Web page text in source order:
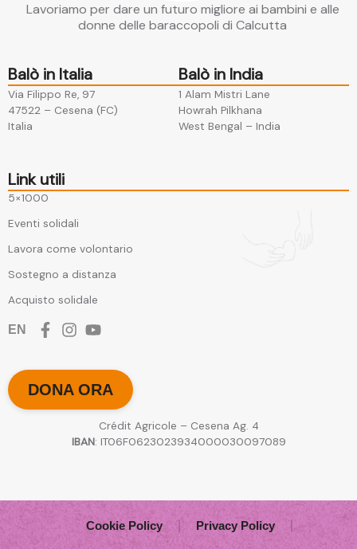
Lavoriamo per dare un futuro migliore ai bambini e alle
donne delle baraccopoli di Calcutta
Balò in Italia
Via Filippo Re, 97
47522 – Cesena (FC)​
Italia
Balò in India
1 Alam Mistri Lane
Howrah Pilkhana​
West Bengal – India
Link utili
5×1000
Eventi solidali
Lavora come volontario
Sostegno a distanza
Acquisto solidale
EN
DONA ORA
Crédit Agricole – Cesena Ag. 4
IBAN: IT06F0623023934000030097089
Cookie Policy Privacy Policy